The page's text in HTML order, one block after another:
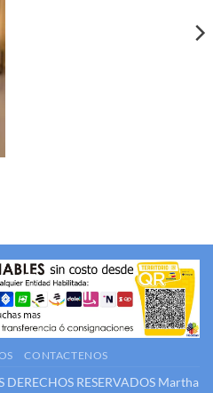
CONTACTENOS
RESERVADOS Martha